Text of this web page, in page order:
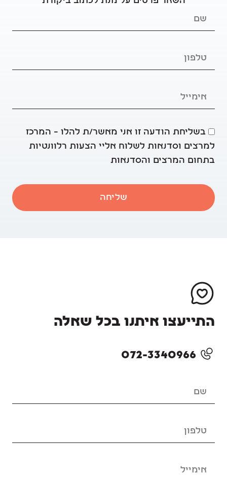
בשליחת הודעה זו אני מאשר/ת להלו – המרכז
למרצים וסדנאות לשלוח אליי הצעות רלוונטיות
בתחום המרצים והסדנאות
שליחה
התייעצו איתנו בכל שאלה
072-3340966